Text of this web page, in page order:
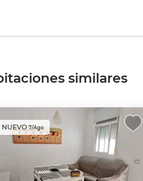
similares
NUEVO 7/Ago